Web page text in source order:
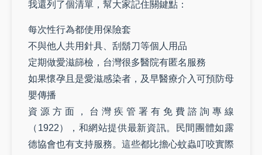
我還列了個清單，幫大家記住關鍵點：
每次性行為都使用保險套
不與他人共用針具、刮鬍刀等個人用品
定期做愛滋篩檢，台灣很多醫院有匿名服務
如果懷孕且是愛滋感染者，及早醫療介入可預防母
嬰傳播
資源方面，台灣疾管署有免費諮詢專線
（1922），和網站提供最新資訊。民間團體如露
德協會也有支持服務。這些都比擔心蚊蟲叮咬實際